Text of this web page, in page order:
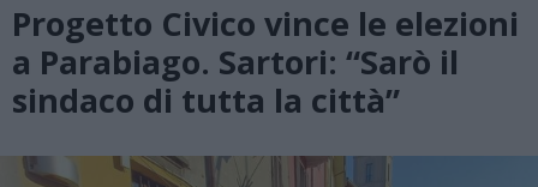
Progetto Civico vince le elezioni
a Parabiago. Sartori: “Sarò il
sindaco di tutta la città”